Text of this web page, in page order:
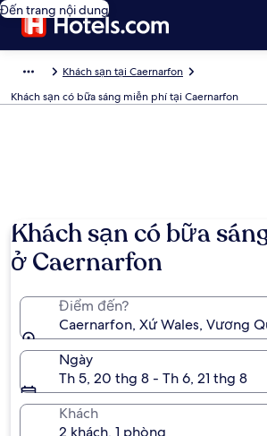
Đến trang nội dung
Khách sạn tại Caernarfon
Khách sạn có bữa sáng miễn phí tại Caernarfon
Khách sạn có bữa
ở Caernarfon
Điểm đến?
Caernarfon, Xứ Wales, Vương
Ngày
Th 5, 20 thg 8 - Th 6, 21 thg 8
Khách
2 khách, 1 phòng